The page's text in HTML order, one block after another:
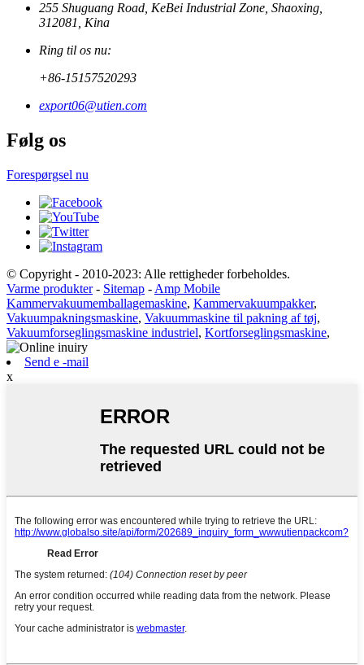
255 Shuguang Road, KeBei Industrial Zone, Shaoxing,
312081, Kina
Ring til os nu:
+86-15157520293
export06@utien.com
Følg os
Forespørgsel nu
© Copyright - 2010-2023: Alle rettigheder forbeholdes.
Varme produkter- Sitemap - Amp Mobile
Kammervakuumemballagemaskine, Kammervakuumpakker,
Vakuumpakningsmaskine, Vakuummaskine til pakning af tøj,
Vakuumforseglingsmaskine industriel, Kortforseglingsmaskine,
Send e -mail
x